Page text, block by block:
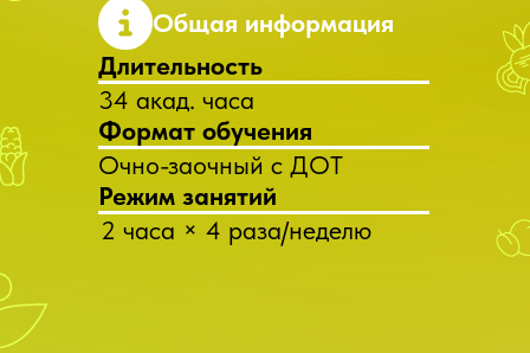
Общая информация
Длительность
34 акад. часа
Формат обучения
Очно-заочный с ДОТ
Режим занятий
2 часа × 4 раза/неделю